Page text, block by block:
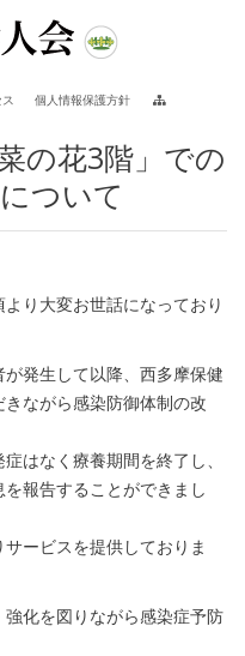
個人情報保護方針
の花3階」での
ついて
り大変お世話になっており
発生して以降、西多摩保健
ながら感染防御体制の改
はなく療養期間を終了し、
報告することができまし
ービスを提供しておりま
化を図りながら感染症予防